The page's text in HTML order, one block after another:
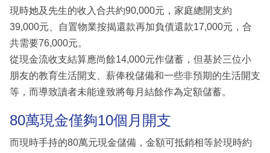
現時她及先生的收入合共約90,000元，家庭總開支約
39,000元、自置物業按揭還款再加負債還款17,000元，合
共需要76,000元。
從現金流收支結算應尚餘14,000元作儲蓄，但基於三位小
朋友的教育生活開支、薪俸稅儲備和一些非預期的生活開支
等，而導致讀者未能達致將每月結餘作為定額儲蓄。
80萬現金僅夠10個月開支
而現時手持的80萬元現金儲備，金額可抵銷相等於現時約